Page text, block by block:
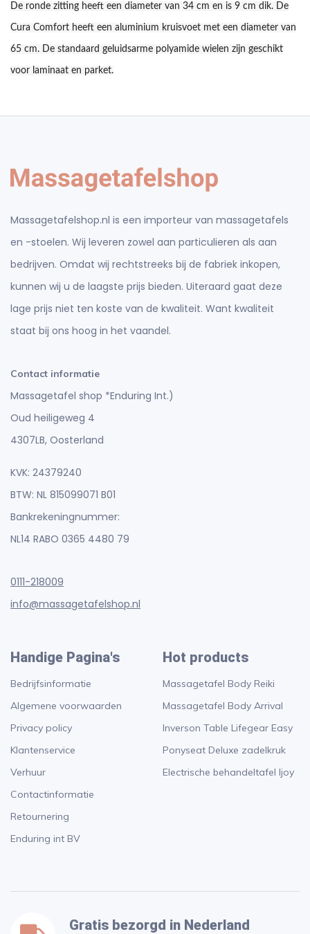
De ronde zitting heeft een diameter van 34 cm en is 9 cm dik. De
Cura Comfort heeft een aluminium kruisvoet met een diameter van
65 cm. De standaard geluidsarme polyamide wielen zijn geschikt
voor laminaat en parket.
Massagetafelshop.nl is een importeur van massagetafels
en -stoelen. Wij leveren zowel aan particulieren als aan
bedrijven. Omdat wij rechtstreeks bij de fabriek inkopen,
kunnen wij u de laagste prijs bieden. Uiteraard gaat deze
lage prijs niet ten koste van de kwaliteit. Want kwaliteit
staat bij ons hoog in het vaandel.
Contact informatie
Massagetafel shop *Enduring Int.)
Oud heiligeweg 4
4307LB, Oosterland
KVK: 24379240
BTW: NL 815099071 B01
Bankrekeningnummer:
NL14 RABO 0365 4480 79
0111-218009
info@massagetafelshop.nl
Handige Pagina's
Bedrijfsinformatie
Algemene voorwaarden
Privacy policy
Klantenservice
Verhuur
Contactinformatie
Retournering
Enduring int BV
Hot products
Massagetafel Body Reiki
Massagetafel Body Arrival
Inverson Table Lifegear Easy
Ponyseat Deluxe zadelkruk
Electrische behandeltafel Ijoy
Gratis bezorgd in Nederland